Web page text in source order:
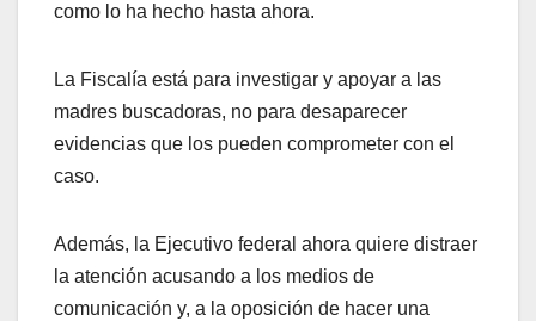
como lo ha hecho hasta ahora.
La Fiscalía está para investigar y apoyar a las
madres buscadoras, no para desaparecer
evidencias que los pueden comprometer con el
caso.
Además, la Ejecutivo federal ahora quiere distraer
la atención acusando a los medios de
comunicación y, a la oposición de hacer una